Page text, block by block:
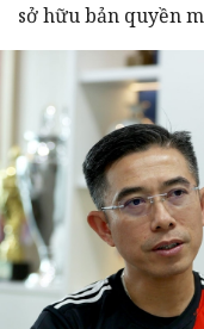
sở hữu bản quyền